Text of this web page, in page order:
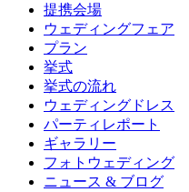
提携会場
ウェディングフェア
プラン
挙式
挙式の流れ
ウェディングドレス
パーティレポート
ギャラリー
フォトウェディング
ニュース & ブログ